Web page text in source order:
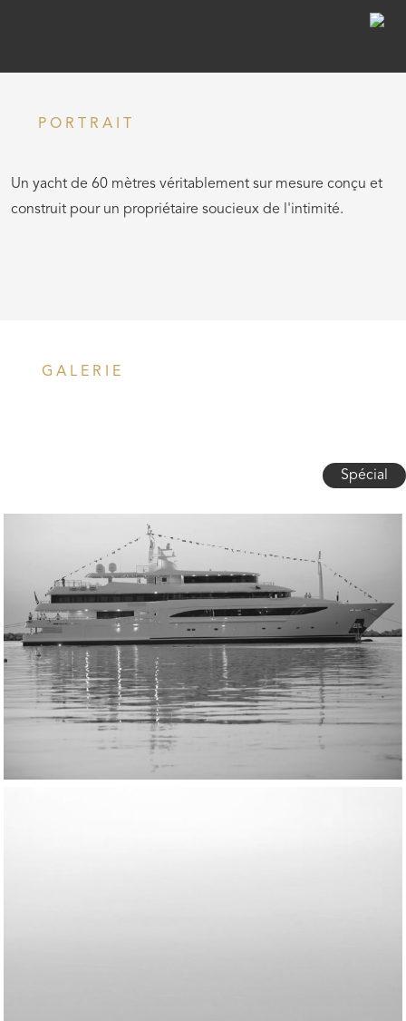
PORTRAIT
Un yacht de 60 mètres véritablement sur mesure conçu et
construit pour un propriétaire soucieux de l'intimité.
GALERIE
Spécial